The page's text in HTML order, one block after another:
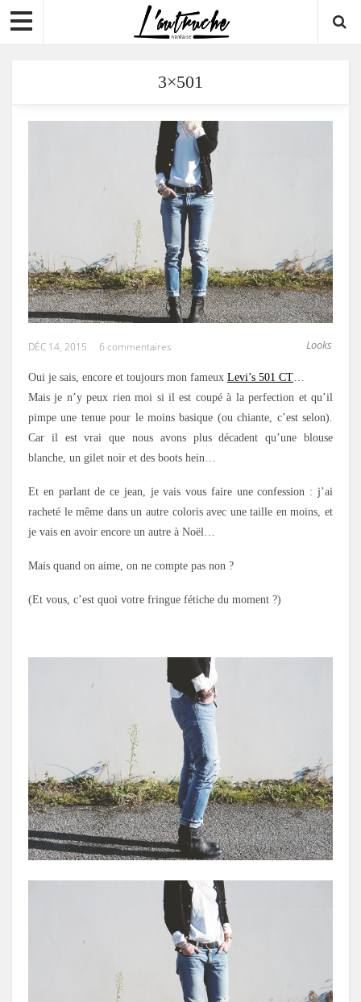
3×501
Looks
DÉC 14, 2015 6 commentaires
Oui je sais, encore et toujours mon fameux Levi’s 501 CT…
Mais je n’y peux rien moi si il est coupé à la perfection et qu’il
pimpe une tenue pour le moins basique (ou chiante, c’est selon).
Car il est vrai que nous avons plus décadent qu’une blouse
blanche, un gilet noir et des boots hein…
Et en parlant de ce jean, je vais vous faire une confession : j’ai
racheté le même dans un autre coloris avec une taille en moins, et
je vais en avoir encore un autre à Noël…
Mais quand on aime, on ne compte pas non ?
(Et vous, c’est quoi votre fringue fétiche du moment ?)